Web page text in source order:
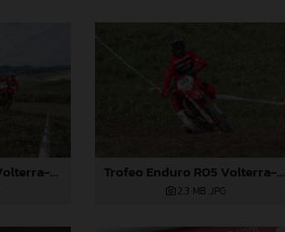
Trofeo Enduro R05 Volterra-514 Trofeo Enduro R05 Volterra-466
2,3 MB .JPG